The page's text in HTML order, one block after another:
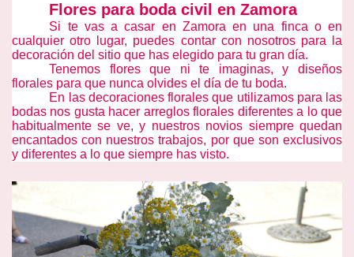
Flores para boda civil en Zamora
Si te vas a casar en Zamora en una finca o en
cualquier otro lugar, puedes contar con nosotros para la
decoración del sitio que has elegido para tu gran día.
Tenemos flores que ni te imaginas, y diseños
florales para que nunca olvides el día de tu boda.
En las decoraciones florales que utilizamos para las
bodas nos gusta hacer arreglos florales diferentes a lo que
habitualmente se ve, y nuestros novios siempre quedan
encantados con nuestros trabajos, por que son exclusivos
y diferentes a lo que siempre has visto.